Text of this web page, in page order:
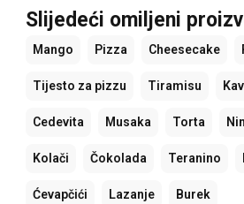
Slijedeći omiljeni
Mango Pizza Cheesecake
Tijesto za pizzu Tiramisu
Cedevita Musaka Torta
Kolači Čokolada Teranino
Ćevapčići Lazanje Burek